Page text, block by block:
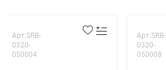
Арт.SRB-
0320-
050004
Арт.SRB-
0320-
050008